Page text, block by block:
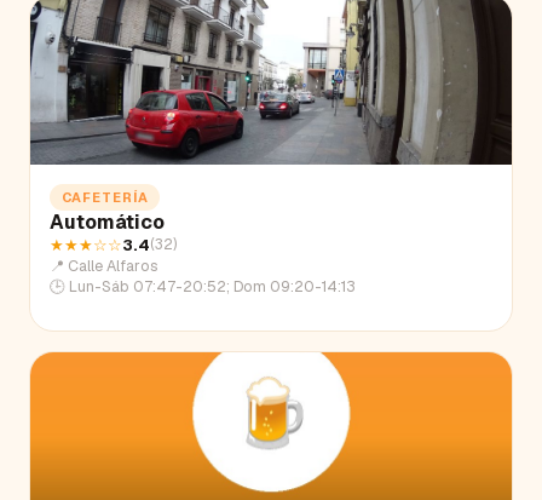
CAFETERÍA
Automático
★★★☆☆3.4(32)
📍 Calle Alfaros
🕒 Lun-Sáb 07:47-20:52; Dom 09:20-14:13